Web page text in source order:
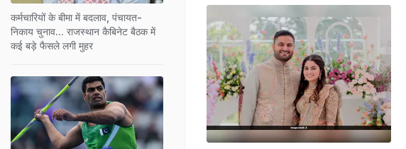
कर्मचारियों के बीमा में बदलाव, पंचायत-
निकाय चुनाव... राजस्थान कैबिनेट बैठक में
कई बड़े फैसले लगी मुहर